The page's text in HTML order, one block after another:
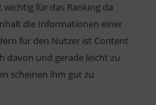
wichtig für das Ranking da
die Informationen einer
für den Nutzer ist Content
davon und gerade leicht zu
scheinen ihm gut zu